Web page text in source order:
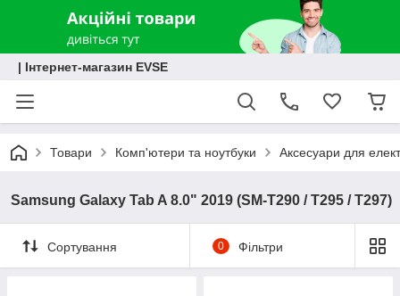
| Інтернет-магазин EVSE
Товари Комп'ютери та ноутбуки Аксесуари для
Samsung Galaxy Tab A 8.0" 2019 (SM-T290 / T295 / T297)
Сортування 0 Фільтри